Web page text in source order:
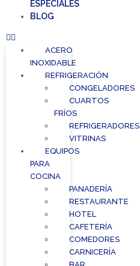
ESPECIALES
BLOG
ACERO
INOXIDABLE
REFRIGERACIÓN
CONGELADORES
CUARTOS
FRÍOS
REFRIGERADORES
VITRINAS
EQUIPOS
PARA
COCINA
PANADERÍA
RESTAURANTE
HOTEL
CAFETERÍA
COMEDORES
CARNICERÍA